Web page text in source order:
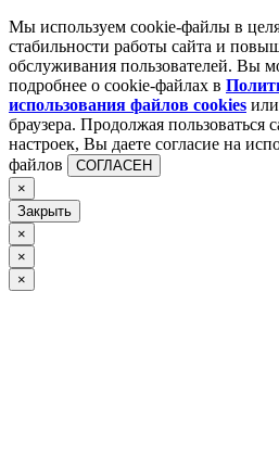
Мы используем cookie-файлы в
стабильности работы сайта и
обслуживания пользователей. Вы
подробнее о cookie-файлах в
использования файлов cookies
браузера. Продолжая пользоваться
настроек, Вы даете согласие на
файлов
СОГЛАСЕН
×
Закрыть
×
×
×